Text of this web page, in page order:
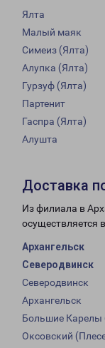
Ялта
Малый маяк
Симеиз (Ялта)
Алупка (Ялта)
Гурзуф (Ялта)
Партенит
Гаспра (Ялта)
Алушта
Доставка
Из филиала в
осуществляется
Архангельск
Северодвинск
Северодвинск
Архангельск
Большие Карелы
Оксовский